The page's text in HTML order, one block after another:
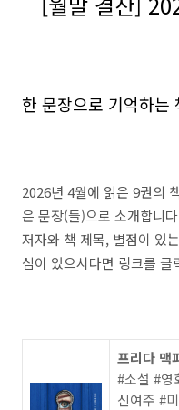
한 문장으로 기억하는
2026년 4월에 읽은 9권의
은 문장(들)으로 소개합니
저자와 책 제목, 별점이 있
심이 있으시다면 링크를
프리다 맥
#소설 #영
신여주 #